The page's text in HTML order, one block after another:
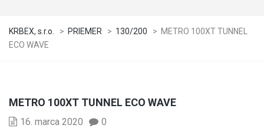
KRBEX, s.r.o. > PRIEMER > 130/200 > METRO 100XT TUNNEL
ECO WAVE
METRO 100XT TUNNEL ECO WAVE
16. marca 2020 0